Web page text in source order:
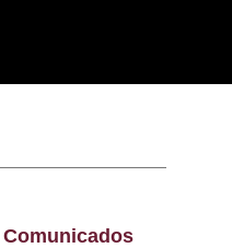
Comunicados